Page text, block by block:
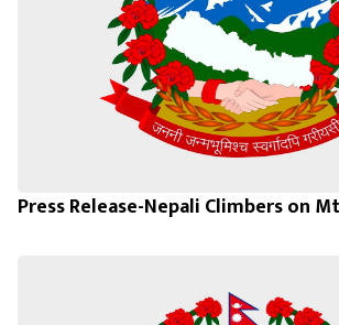
Press Release-Nepali Climbers on